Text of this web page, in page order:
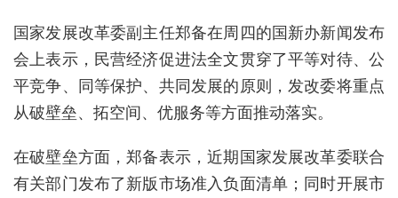
国家发展改革委副主任郑备在周四的国新办新闻发布
会上表示，民营经济促进法全文贯穿了平等对待、公
平竞争、同等保护、共同发展的原则，发改委将重点
从破壁垒、拓空间、优服务等方面推动落实。
在破壁垒方面，郑备表示，近期国家发展改革委联合
有关部门发布了新版市场准入负面清单；同时开展市